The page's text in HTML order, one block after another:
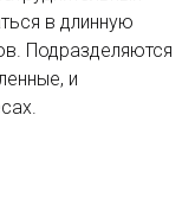
в длинную
Подразделяются
и